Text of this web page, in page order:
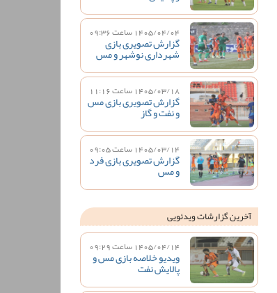
1405/04/04 ساعت 09:36
گزارش تصویری بازی
شهرداری نوشهر و مس
1405/03/18 ساعت 11:16
گزارش تصویری بازی مس
و نفت و گاز
1405/03/14 ساعت 09:05
گزارش تصویری بازی فرد
و مس
آخرین گزارشات ویدئویی
1405/04/14 ساعت 09:29
ویدیو خلاصه بازی مس و
پالایش نفت